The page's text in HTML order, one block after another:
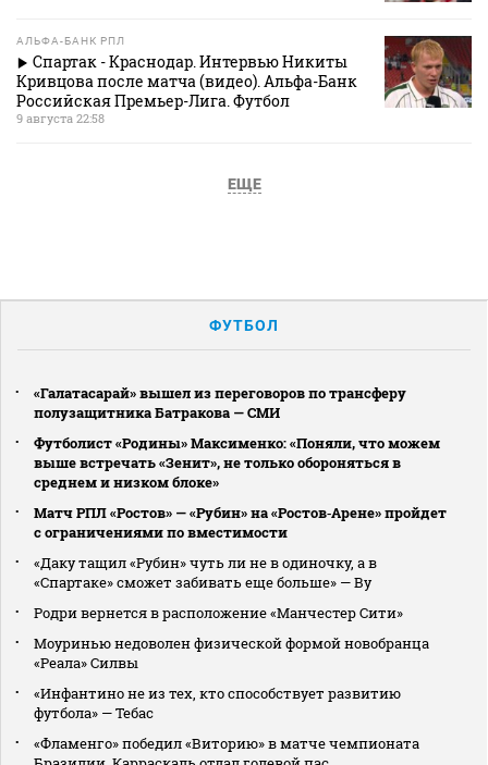
АЛЬФА-БАНК РПЛ
Спартак - Краснодар. Интервью Никиты
Кривцова после матча (видео). Альфа-Банк
Российская Премьер-Лига. Футбол
9 августа 22:58
ЕЩЕ
ФУТБОЛ
«Галатасарай» вышел из переговоров по трансферу
полузащитника Батракова — СМИ
Футболист «Родины» Максименко: «Поняли, что можем
выше встречать «Зенит», не только обороняться в
среднем и низком блоке»
Матч РПЛ «Ростов» — «Рубин» на «Ростов‑Арене» пройдет
с ограничениями по вместимости
«Даку тащил «Рубин» чуть ли не в одиночку, а в
«Спартаке» сможет забивать еще больше» — Ву
Родри вернется в расположение «Манчестер Сити»
Моуринью недоволен физической формой новобранца
«Реала» Силвы
«Инфантино не из тех, кто способствует развитию
футбола» — Тебас
«Фламенго» победил «Виторию» в матче чемпионата